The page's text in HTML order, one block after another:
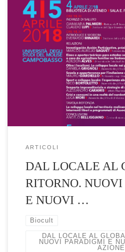
Il tema “Dal locale al globale e
modelli di azione” inserito nel
sociologico, quello tra globale e
ARTICOLI
DAL LOCALE AL
RITORNO.
E NUOVI …
Biocult
DAL LOCALE AL
NUOVI PARADIGMI E
AZIONE